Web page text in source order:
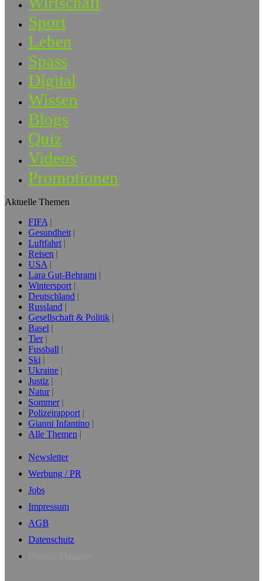
Sport
Leben
Spass
Digital
Wissen
Blogs
Quiz
Videos
Promotionen
Aktuelle Themen
FIFA
Gesundheit
Luftfahrt
Reisen
USA
Lara Gut-Behrami
Wintersport
Deutschland
Russland
Gesellschaft & Politik
Basel
Tier
Fussball
Ski
Ukraine
Justiz
Natur
Sommer
Polizeirapport
Gianni Infantino
Alle Themen
Newsletter
Werbung / PR
Jobs
Impressum
AGB
Datenschutz